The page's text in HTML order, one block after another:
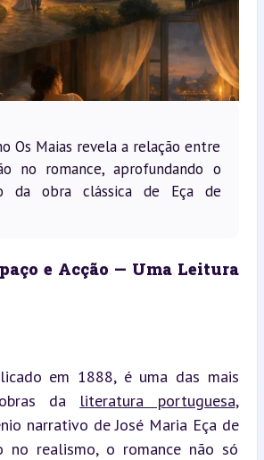
Os Maias revela a relação entre
no romance, aprofundando o
da obra clássica de Eça de
e Acção — Uma Leitura
em 1888, é uma das mais
da literatura portuguesa,
narrativo de José Maria Eça de
no realismo, o romance não só